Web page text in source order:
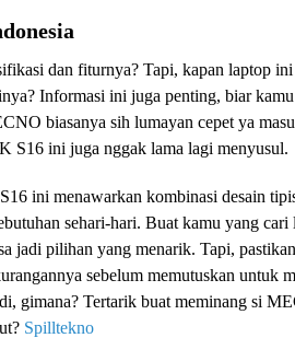
dan fiturnya? Tapi, kapan laptop
Informasi ini juga penting, biar
biasanya sih lumayan cepet ya
S16 ini juga nggak lama lagi menyusul.
ini menawarkan kombinasi desain
sehari-hari. Buat kamu yang
jadi pilihan yang menarik. Tapi,
sebelum memutuskan untuk
gimana? Tertarik buat meminang si
Spilltekno